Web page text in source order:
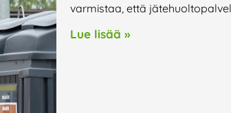
varmistaa, että
Lue lisää »